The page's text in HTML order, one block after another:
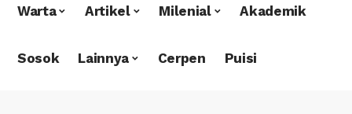
Warta Artikel Milenial Akademik
Sosok Lainnya Cerpen Puisi